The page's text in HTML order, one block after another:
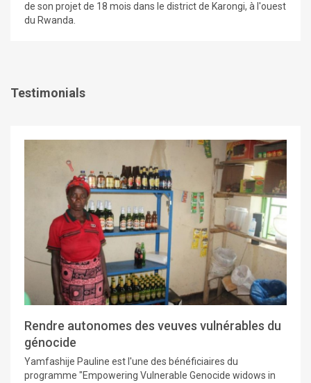
de son projet de 18 mois dans le district de Karongi, à l'ouest
du Rwanda.
Testimonials
Rendre autonomes des veuves vulnérables du
génocide
Yamfashije Pauline est l'une des bénéficiaires du
programme "Empowering Vulnerable Genocide widows in